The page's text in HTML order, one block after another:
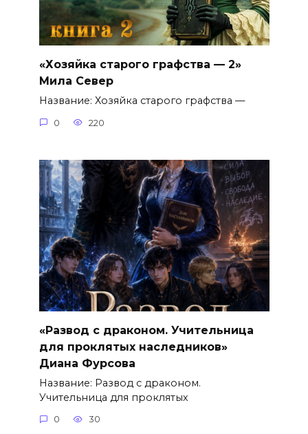
«Хозяйка старого графства — 2»
Мила Север
Название: Хозяйка старого графства —
0 220
«Развод с драконом. Учительница
для проклятых наследников»
Диана Фурсова
Название: Развод с драконом.
Учительница для проклятых
0 30